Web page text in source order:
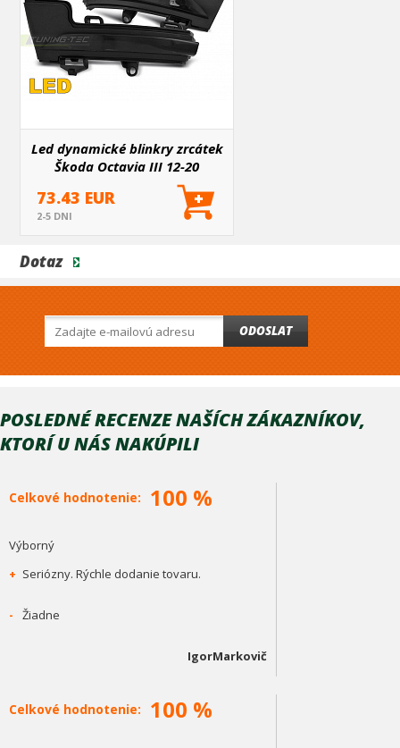
Led dynamické blinkry zrcátek
Škoda Octavia III 12-20
73.43 EUR
2-5 DNI
Dotaz
ODOSLAT
POSLEDNÉ RECENZE NAŠÍCH ZÁKAZNÍKOV,
KTORÍ U NÁS NAKÚPILI
Celkové hodnotenie: 100 %
Výborný
+ Seriózny. Rýchle dodanie tovaru.
- Žiadne
IgorMarkovič
Celkové hodnotenie: 100 %